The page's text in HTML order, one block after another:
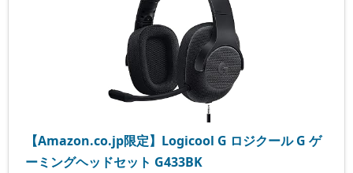
【Amazon.co.jp限定】Logicool G ロジクール G ゲ
ーミングヘッドセット G433BK